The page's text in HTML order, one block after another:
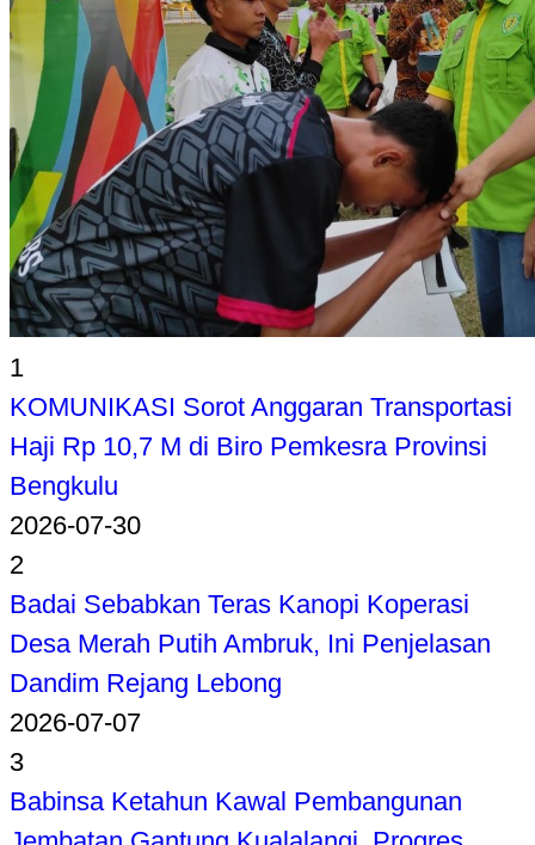
1
KOMUNIKASI Sorot Anggaran Transportasi
Haji Rp 10,7 M di Biro Pemkesra Provinsi
Bengkulu
2026-07-30
2
Badai Sebabkan Teras Kanopi Koperasi
Desa Merah Putih Ambruk, Ini Penjelasan
Dandim Rejang Lebong
2026-07-07
3
Babinsa Ketahun Kawal Pembangunan